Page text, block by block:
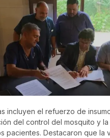
incluyen el refuerzo de
del control del mosquito y la
pacientes. Destacaron que la